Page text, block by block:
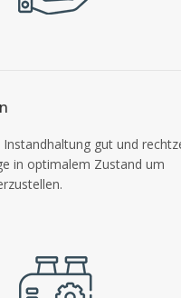
gut und
in optimalem Zustand um